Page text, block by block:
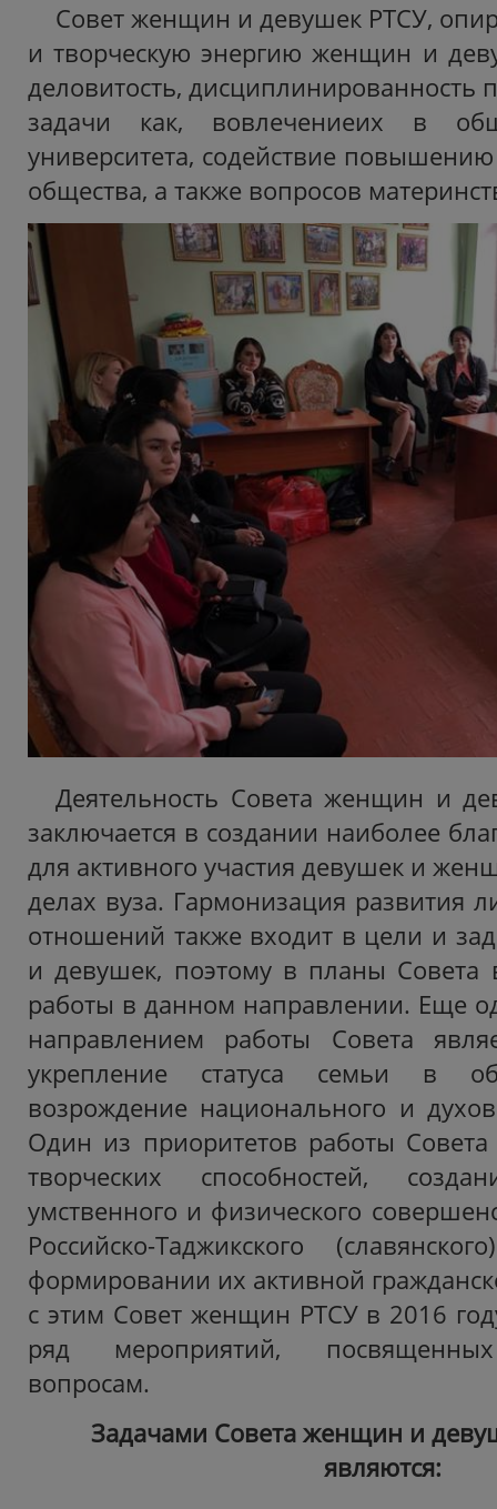
Совет женщин и девушек РТСУ,
и творческую энергию женщин и
деловитость, дисциплинированность
задачи как, вовлечениеих в
университета, содействие
общества, а также вопросов
Деятельность Совета женщин и
заключается в создании наиболее
для активного участия девушек и
делах вуза. Гармонизация развития
отношений также входит в цели и
и девушек, поэтому в планы Совета
работы в данном направлении. Еще
направлением работы Совета
укрепление статуса семьи в
возрождение национального и
Один из приоритетов работы Совета
творческих способностей,
умственного и физического
Российско-Таджикского
формировании их активной
с этим Совет женщин РТСУ в 2016
ряд мероприятий,
вопросам.
Задачами Совета женщин и
являются: